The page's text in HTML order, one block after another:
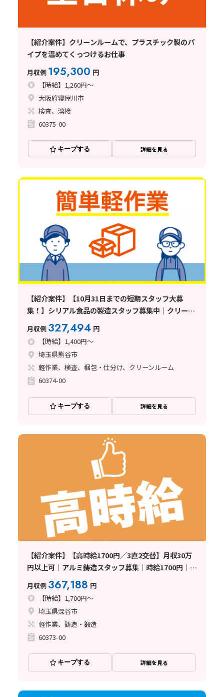
【紹介案件】クリーンルームで、プラスチック製のパ
イプを温めてくっつけるお仕事
月収例 195,300 円
【時給】1,260円～
大阪府寝屋川市
検査、溶接
60375-00
キープする 詳細を見る
【紹介案件】【10月31日までの短期スタッフ大募
集！】シリアル食品の製造スタッフ募集中｜クリーン
ルームで快適｜未経験OK｜20代〜60代男女活躍中｜
軽作業〈埼玉県熊谷市〉
月収例 327,494 円
【時給】1,400円～
埼玉県熊谷市
軽作業、検査、梱包・仕分け、クリーンルーム
60374-00
キープする 詳細を見る
【紹介案件】【高時給1700円／3直2交替】月収30万
円以上可｜アルミ鋳造スタッフ募集｜時給1700円｜未
経験OK｜手に職を付けたい方にオススメ♪〈埼玉県
深谷市〉
月収例 367,188 円
【時給】1,700円～
埼玉県深谷市
軽作業、鋳造・鍛造
60373-00
キープする 詳細を見る